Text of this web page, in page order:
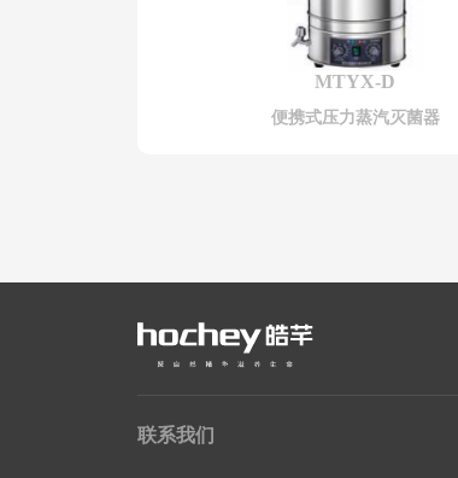
MTYX-D
便携式压力蒸汽灭菌器
联系我们